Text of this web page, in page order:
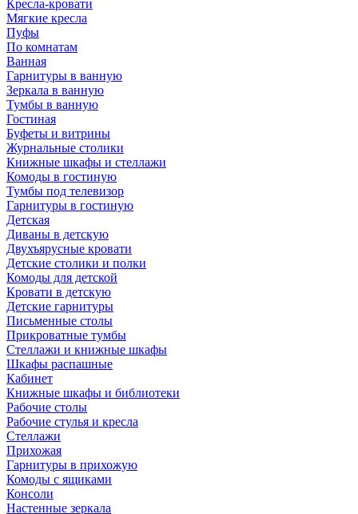
Кресла-кровати
Мягкие кресла
Пуфы
По комнатам
Ванная
Гарнитуры в ванную
Зеркала в ванную
Тумбы в ванную
Гостиная
Буфеты и витрины
Журнальные столики
Книжные шкафы и стеллажи
Комоды в гостиную
Тумбы под телевизор
Гарнитуры в гостиную
Детская
Диваны в детскую
Двухъярусные кровати
Детские столики и полки
Комоды для детской
Кровати в детскую
Детские гарнитуры
Письменные столы
Прикроватные тумбы
Стеллажи и книжные шкафы
Шкафы распашные
Кабинет
Книжные шкафы и библиотеки
Рабочие столы
Рабочие стулья и кресла
Стеллажи
Прихожая
Гарнитуры в прихожую
Комоды с ящиками
Консоли
Настенные зеркала